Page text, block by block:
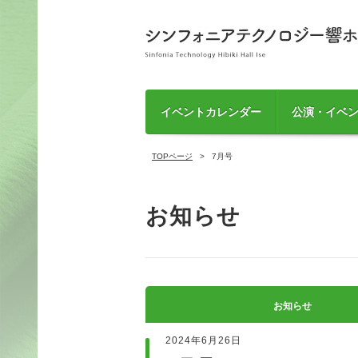
イベントカレンダー 公演・イベ
TOPページ 7月号
お知らせ
お知らせ
2024年6月26日